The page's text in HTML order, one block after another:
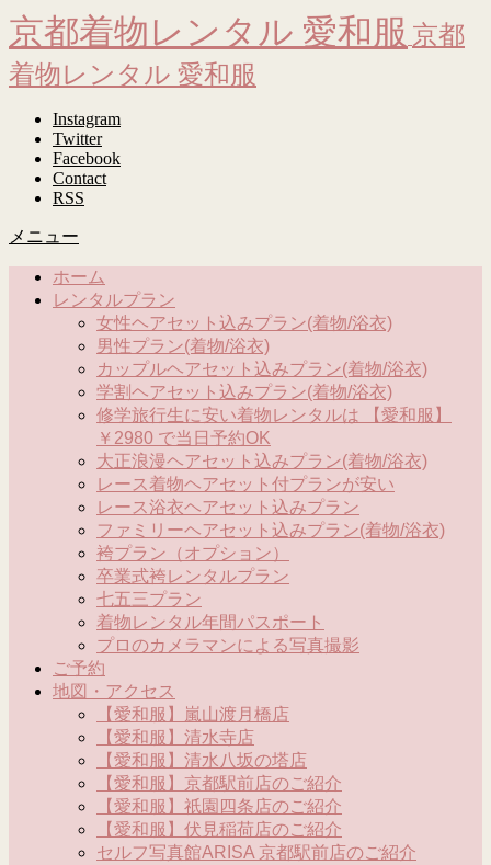
京都着物レンタル 愛和服 京都
着物レンタル 愛和服
Instagram
Twitter
Facebook
Contact
RSS
メニュー
ホーム
レンタルプラン
女性ヘアセット込みプラン(着物/浴衣)
男性プラン(着物/浴衣)
カップルヘアセット込みプラン(着物/浴衣)
学割ヘアセット込みプラン(着物/浴衣)
修学旅行生に安い着物レンタルは 【愛和服】
￥2980 で当日予約OK
大正浪漫ヘアセット込みプラン(着物/浴衣)
レース着物ヘアセット付プランが安い
レース浴衣ヘアセット込みプラン
ファミリーヘアセット込みプラン(着物/浴衣)
袴プラン（オプション）
卒業式袴レンタルプラン
七五三プラン
着物レンタル年間パスポート
プロのカメラマンによる写真撮影
ご予約
地図・アクセス
【愛和服】嵐山渡月橋店
【愛和服】清水寺店
【愛和服】清水八坂の塔店
【愛和服】京都駅前店のご紹介
【愛和服】祇園四条店のご紹介
【愛和服】伏見稲荷店のご紹介
セルフ写真館ARISA 京都駅前店のご紹介